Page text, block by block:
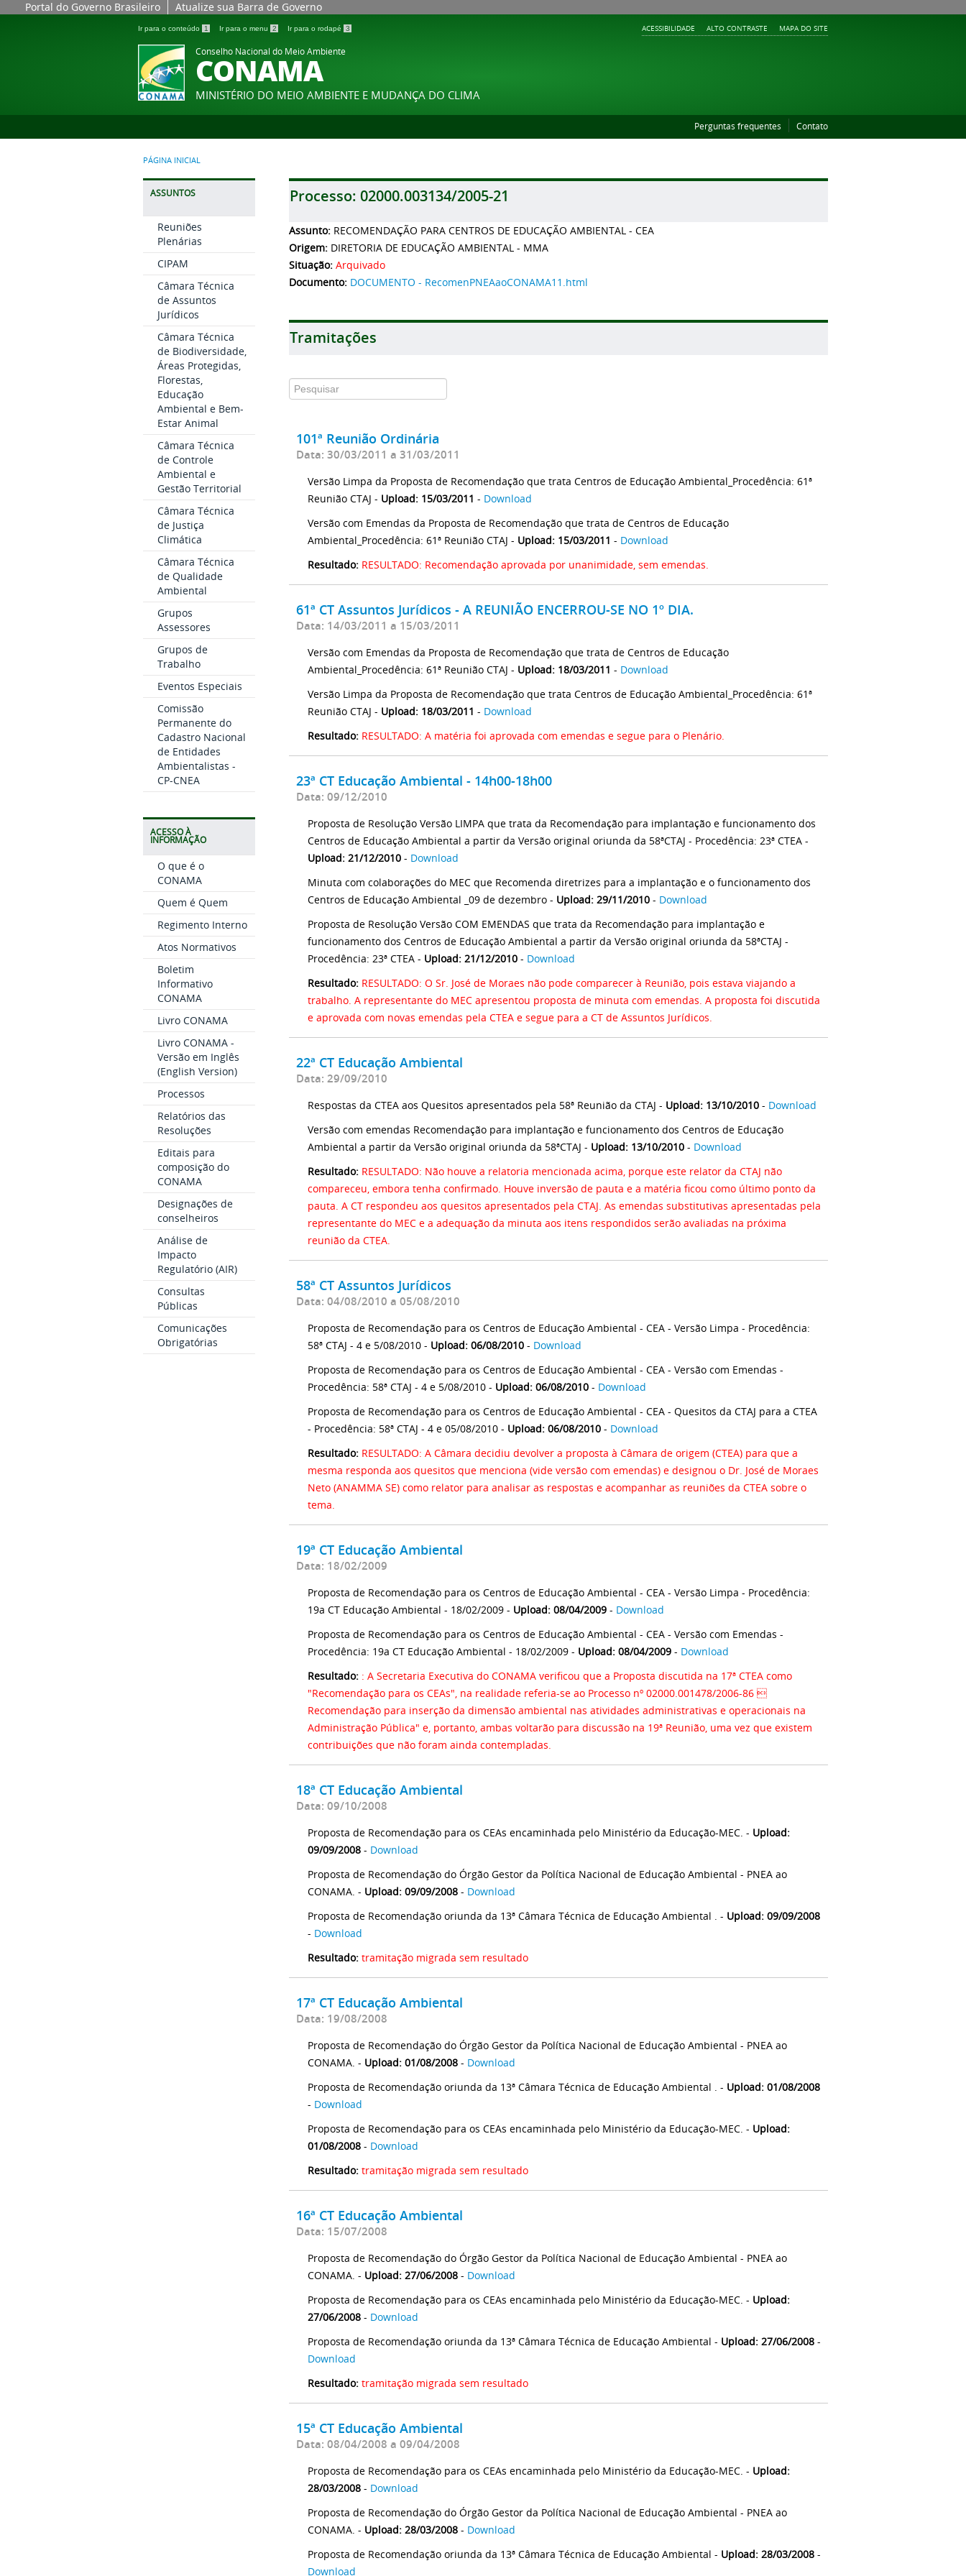
Portal do Governo Brasileiro Atualize sua Barra de Governo
Ir para o conteúdo 1 Ir para o menu 2 Ir para o rodapé 3 ACESSIBILIDADE ALTO CONTRASTE MAPA DO SITE
Conselho Nacional do Meio Ambiente
CONAMA
MINISTÉRIO DO MEIO AMBIENTE E MUDANÇA DO CLIMA
Perguntas frequentes Contato
PÁGINA INICIAL
ASSUNTOS
Reuniões
Plenárias
CIPAM
Câmara Técnica
de Assuntos
Jurídicos
Câmara Técnica
de Biodiversidade,
Áreas Protegidas,
Florestas,
Educação
Ambiental e Bem-
Estar Animal
Câmara Técnica
de Controle
Ambiental e
Gestão Territorial
Câmara Técnica
de Justiça
Climática
Câmara Técnica
de Qualidade
Ambiental
Grupos
Assessores
Grupos de
Trabalho
Eventos Especiais
Comissão
Permanente do
Cadastro Nacional
de Entidades
Ambientalistas -
CP-CNEA
ACESSO À
INFORMAÇÃO
O que é o
CONAMA
Quem é Quem
Regimento Interno
Atos Normativos
Boletim
Informativo
CONAMA
Livro CONAMA
Livro CONAMA -
Versão em Inglês
(English Version)
Processos
Relatórios das
Resoluções
Editais para
composição do
CONAMA
Designações de
conselheiros
Análise de
Impacto
Regulatório (AIR)
Consultas
Públicas
Comunicações
Obrigatórias
Processo: 02000.003134/2005-21
Assunto: RECOMENDAÇÃO PARA CENTROS DE EDUCAÇÃO AMBIENTAL - CEA
Origem: DIRETORIA DE EDUCAÇÃO AMBIENTAL - MMA
Situação: Arquivado
Documento: DOCUMENTO - RecomenPNEAaoCONAMA11.html
Tramitações
101ª Reunião Ordinária
Data: 30/03/2011 a 31/03/2011
Versão Limpa da Proposta de Recomendação que trata Centros de Educação Ambiental_Procedência: 61ª
Reunião CTAJ - Upload: 15/03/2011 - Download
Versão com Emendas da Proposta de Recomendação que trata de Centros de Educação
Ambiental_Procedência: 61ª Reunião CTAJ - Upload: 15/03/2011 - Download
Resultado: RESULTADO: Recomendação aprovada por unanimidade, sem emendas.
61ª CT Assuntos Jurídicos - A REUNIÃO ENCERROU-SE NO 1º DIA.
Data: 14/03/2011 a 15/03/2011
Versão com Emendas da Proposta de Recomendação que trata de Centros de Educação
Ambiental_Procedência: 61ª Reunião CTAJ - Upload: 18/03/2011 - Download
Versão Limpa da Proposta de Recomendação que trata Centros de Educação Ambiental_Procedência: 61ª
Reunião CTAJ - Upload: 18/03/2011 - Download
Resultado: RESULTADO: A matéria foi aprovada com emendas e segue para o Plenário.
23ª CT Educação Ambiental - 14h00-18h00
Data: 09/12/2010
Proposta de Resolução Versão LIMPA que trata da Recomendação para implantação e funcionamento dos
Centros de Educação Ambiental a partir da Versão original oriunda da 58ªCTAJ - Procedência: 23ª CTEA -
Upload: 21/12/2010 - Download
Minuta com colaborações do MEC que Recomenda diretrizes para a implantação e o funcionamento dos
Centros de Educação Ambiental _09 de dezembro - Upload: 29/11/2010 - Download
Proposta de Resolução Versão COM EMENDAS que trata da Recomendação para implantação e
funcionamento dos Centros de Educação Ambiental a partir da Versão original oriunda da 58ªCTAJ -
Procedência: 23ª CTEA - Upload: 21/12/2010 - Download
Resultado: RESULTADO: O Sr. José de Moraes não pode comparecer à Reunião, pois estava viajando a
trabalho. A representante do MEC apresentou proposta de minuta com emendas. A proposta foi discutida
e aprovada com novas emendas pela CTEA e segue para a CT de Assuntos Jurídicos.
22ª CT Educação Ambiental
Data: 29/09/2010
Respostas da CTEA aos Quesitos apresentados pela 58ª Reunião da CTAJ - Upload: 13/10/2010 - Download
Versão com emendas Recomendação para implantação e funcionamento dos Centros de Educação
Ambiental a partir da Versão original oriunda da 58ªCTAJ - Upload: 13/10/2010 - Download
Resultado: RESULTADO: Não houve a relatoria mencionada acima, porque este relator da CTAJ não
compareceu, embora tenha confirmado. Houve inversão de pauta e a matéria ficou como último ponto da
pauta. A CT respondeu aos quesitos apresentados pela CTAJ. As emendas substitutivas apresentadas pela
representante do MEC e a adequação da minuta aos itens respondidos serão avaliadas na próxima
reunião da CTEA.
58ª CT Assuntos Jurídicos
Data: 04/08/2010 a 05/08/2010
Proposta de Recomendação para os Centros de Educação Ambiental - CEA - Versão Limpa - Procedência:
58ª CTAJ - 4 e 5/08/2010 - Upload: 06/08/2010 - Download
Proposta de Recomendação para os Centros de Educação Ambiental - CEA - Versão com Emendas -
Procedência: 58ª CTAJ - 4 e 5/08/2010 - Upload: 06/08/2010 - Download
Proposta de Recomendação para os Centros de Educação Ambiental - CEA - Quesitos da CTAJ para a CTEA
- Procedência: 58ª CTAJ - 4 e 05/08/2010 - Upload: 06/08/2010 - Download
Resultado: RESULTADO: A Câmara decidiu devolver a proposta à Câmara de origem (CTEA) para que a
mesma responda aos quesitos que menciona (vide versão com emendas) e designou o Dr. José de Moraes
Neto (ANAMMA SE) como relator para analisar as respostas e acompanhar as reuniões da CTEA sobre o
tema.
19ª CT Educação Ambiental
Data: 18/02/2009
Proposta de Recomendação para os Centros de Educação Ambiental - CEA - Versão Limpa - Procedência:
19a CT Educação Ambiental - 18/02/2009 - Upload: 08/04/2009 - Download
Proposta de Recomendação para os Centros de Educação Ambiental - CEA - Versão com Emendas -
Procedência: 19a CT Educação Ambiental - 18/02/2009 - Upload: 08/04/2009 - Download
Resultado: : A Secretaria Executiva do CONAMA verificou que a Proposta discutida na 17ª CTEA como
"Recomendação para os CEAs", na realidade referia-se ao Processo nº 02000.001478/2006-86 
Recomendação para inserção da dimensão ambiental nas atividades administrativas e operacionais na
Administração Pública" e, portanto, ambas voltarão para discussão na 19ª Reunião, uma vez que existem
contribuições que não foram ainda contempladas.
18ª CT Educação Ambiental
Data: 09/10/2008
Proposta de Recomendação para os CEAs encaminhada pelo Ministério da Educação-MEC. - Upload:
09/09/2008 - Download
Proposta de Recomendação do Órgão Gestor da Política Nacional de Educação Ambiental - PNEA ao
CONAMA. - Upload: 09/09/2008 - Download
Proposta de Recomendação oriunda da 13ª Câmara Técnica de Educação Ambiental . - Upload: 09/09/2008
- Download
Resultado: tramitação migrada sem resultado
17ª CT Educação Ambiental
Data: 19/08/2008
Proposta de Recomendação do Órgão Gestor da Política Nacional de Educação Ambiental - PNEA ao
CONAMA. - Upload: 01/08/2008 - Download
Proposta de Recomendação oriunda da 13ª Câmara Técnica de Educação Ambiental . - Upload: 01/08/2008
- Download
Proposta de Recomendação para os CEAs encaminhada pelo Ministério da Educação-MEC. - Upload:
01/08/2008 - Download
Resultado: tramitação migrada sem resultado
16ª CT Educação Ambiental
Data: 15/07/2008
Proposta de Recomendação do Órgão Gestor da Política Nacional de Educação Ambiental - PNEA ao
CONAMA. - Upload: 27/06/2008 - Download
Proposta de Recomendação para os CEAs encaminhada pelo Ministério da Educação-MEC. - Upload:
27/06/2008 - Download
Proposta de Recomendação oriunda da 13ª Câmara Técnica de Educação Ambiental - Upload: 27/06/2008 -
Download
Resultado: tramitação migrada sem resultado
15ª CT Educação Ambiental
Data: 08/04/2008 a 09/04/2008
Proposta de Recomendação para os CEAs encaminhada pelo Ministério da Educação-MEC. - Upload:
28/03/2008 - Download
Proposta de Recomendação do Órgão Gestor da Política Nacional de Educação Ambiental - PNEA ao
CONAMA. - Upload: 28/03/2008 - Download
Proposta de Recomendação oriunda da 13ª Câmara Técnica de Educação Ambiental - Upload: 28/03/2008 -
Download